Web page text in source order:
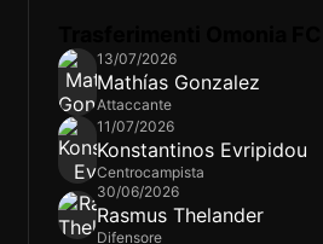
13/07/2026
Mathías Gonzalez
Attaccante
11/07/2026
Konstantinos Evripidou
Centrocampista
30/06/2026
Rasmus Thelander
Difensore